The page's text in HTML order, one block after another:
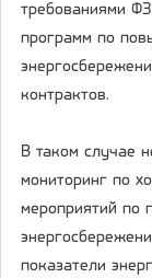
требованиями
программ по
контрактов.
В таком случае
мониторинг по
мероприятий по
показатели